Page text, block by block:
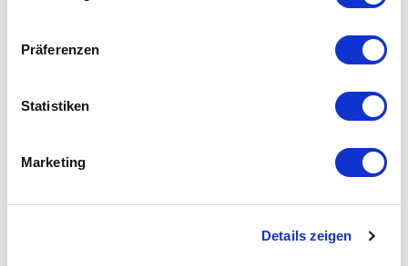
Präferenzen
Statistiken
Marketing
Details zeigen